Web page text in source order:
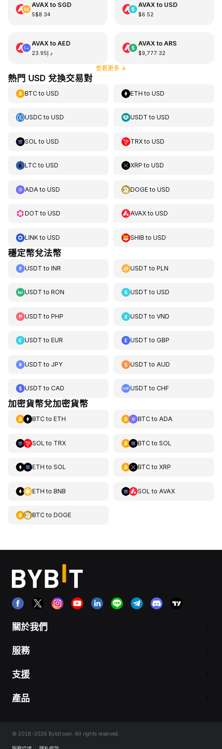
AVAX to SGD
S$8.34
AVAX to USD
$6.52
AVAX to AED
د.إ23.95
AVAX to ARS
$9,777.32
查看更多↓
熱門 USD 兌換交易對
BTCto USD ETH toUSD
USDCto USD USDT toUSD
SOL to USD TRXtoUSD
LTCto USD XRP toUSD
ADA to USD DOGEtoUSD
DOT to USD AVAXtoUSD
LINKto USD SHIB toUSD
穩定幣兌法幣
USDT to INR USDT toPLN
USDT to RON USDT toUSD
USDT to PHP USDT toVND
USDT to EUR USDT toGBP
USDT to JPY USDT to AUD
USDT to CAD USDT toCHF
加密貨幣兌加密貨幣
BTCto ETH BTCto ADA
SOL to TRX BTCto SOL
ETH to SOL BTCto XRP
ETH to BNB SOL to AVAX
BTCto DOGE
關於我們
服務
支援
產品
© 2018-2026 Bybit.com. All rights reserved.